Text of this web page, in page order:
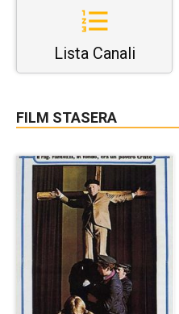
Lista Canali
FILM STASERA